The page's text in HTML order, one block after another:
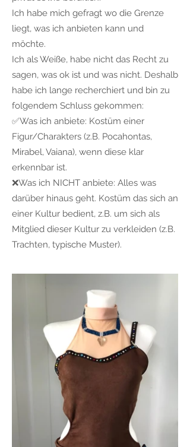
Ich habe mich gefragt wo die Grenze
liegt, was ich anbieten kann und
möchte.
Ich als Weiße, habe nicht das Recht zu
sagen, was ok ist und was nicht. Deshalb
habe ich lange recherchiert und bin zu
folgendem Schluss gekommen:
✅Was ich anbiete: Kostüm einer
Figur/Charakters (z.B. Pocahontas,
Mirabel, Vaiana), wenn diese klar
erkennbar ist.
❌Was ich NICHT anbiete: Alles was
darüber hinaus geht. Kostüm das sich an
einer Kultur bedient, z.B. um sich als
Mitglied dieser Kultur zu verkleiden (z.B.
Trachten, typische Muster).